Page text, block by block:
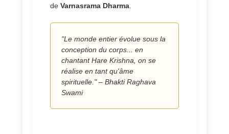
deVarnasrama Dharma.
"Le monde entier évolue sous la
conception du corps... en
chantant Hare Krishna, on se
réalise en tant qu'âme
spirituelle." – Bhakti Raghava
Swami